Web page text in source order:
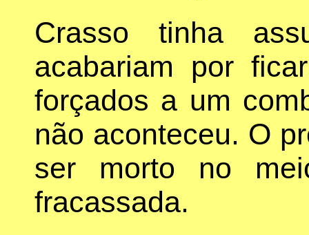
Crasso tinha
acabariam por
forçados a um
não aconteceu. O
ser morto no
fracassada.